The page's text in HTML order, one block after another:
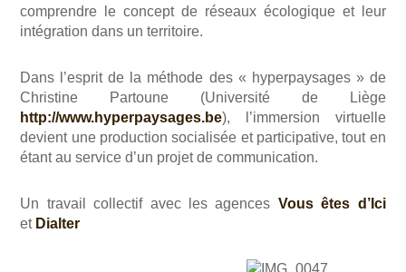
comprendre le concept de réseaux écologique et leur
intégration dans un territoire.
Dans l’esprit de la méthode des « hyperpaysages » de
Christine Partoune (Université de Liège
http://www.hyperpaysages.be), l’immersion virtuelle
devient une production socialisée et participative, tout en
étant au service d’un projet de communication.
Un travail collectif avec les agences Vous êtes d’Ici
et Dialter